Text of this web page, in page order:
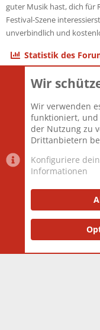
guter Musik hast, dich für
Festival-Szene
unverbindlich und
Statistik des
Themen
Mitglieder
Neuestes Mitglied
Community platform by
and add-ons by
Wir
Wir verwenden
funktioniert, und
der Nutzung zu
Drittanbietern
Konfiguriere
Informationen